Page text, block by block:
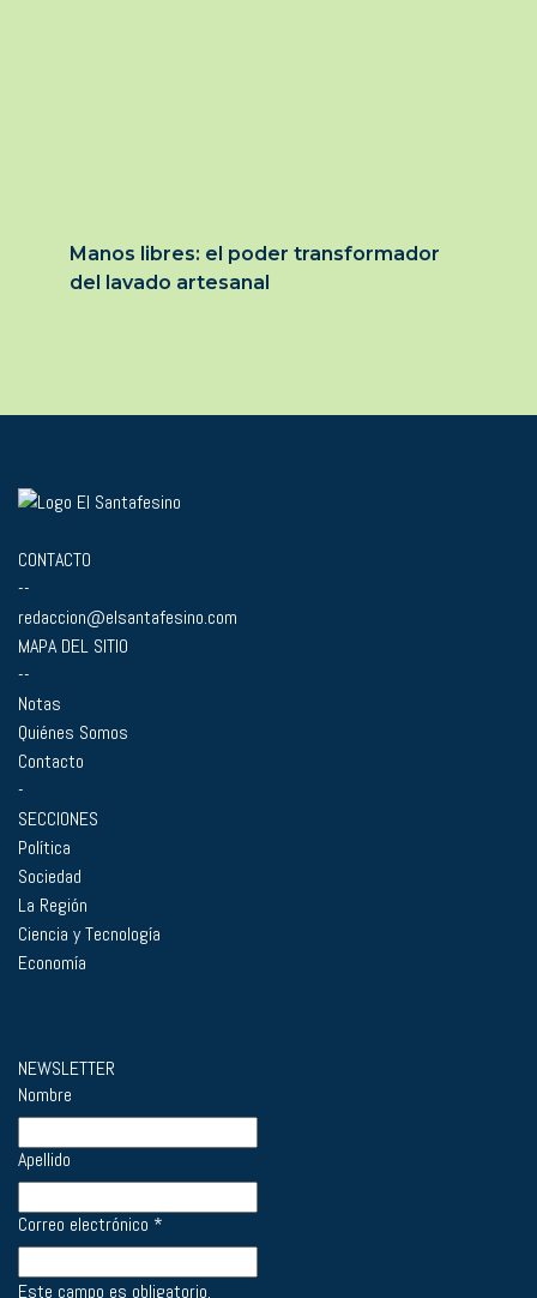
Manos libres: el poder transformador
del lavado artesanal
CONTACTO
--
redaccion@elsantafesino.com
MAPA DEL SITIO
--
Notas
Quiénes Somos
Contacto
-
SECCIONES
Política
Sociedad
La Región
Ciencia y Tecnología
Economía
NEWSLETTER
Nombre
Apellido
Correo electrónico *
Este campo es obligatorio.